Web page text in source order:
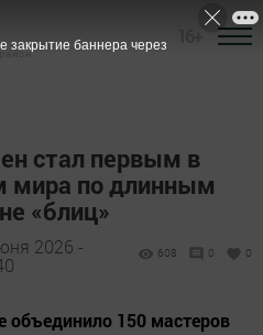
стал первым в
мира по длинным
«блиц»
2026 -
608 0 0
объединило 150 мастеров
закрытие баннера через